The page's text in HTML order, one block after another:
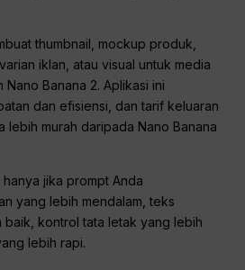
thumbnail, mockup produk,
iklan, atau visual untuk media
Nano Banana 2. Aplikasi ini
dan efisiensi, dan tarif keluaran
lebih murah daripada Nano Banana
jika prompt Anda
yang lebih mendalam, teks
baik, kontrol tata letak yang lebih
lebih rapi.